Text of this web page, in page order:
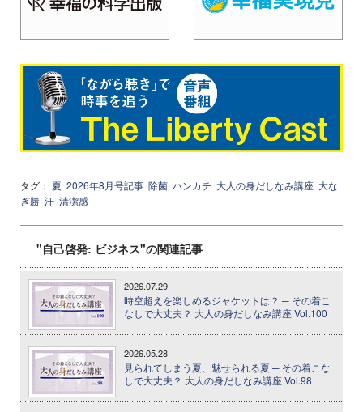
タグ： 夏 2026年8月号記事 除菌 ハンカチ 大人の身だしなみ講座 大な
ぎ勝 汗 清潔感
"自己啓発: ビジネス"の関連記事
2026.07.29
時空超えを楽しめるジャケットは？ ─ その着こ
なしで大丈夫？ 大人の身だしなみ講座 Vol.100
2026.05.28
見られてしまう夏、魅せられる夏 ─ その着こな
しで大丈夫？ 大人の身だしなみ講座 Vol.98